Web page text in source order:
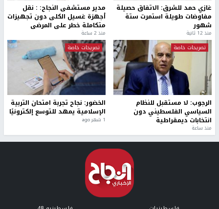
غازي حمد للشرق: الاتفاق حصيلة
مفاوضات طويلة استمرت ستة
شهور
منذ 12 ثانية
مدير مستشفى النجاح: : نقل
أجهزة غسيل الكلى دون تجهيزات
متكاملة خطر على المرضى
منذ 2 ساعة
تصريحات خاصة
الرجوب: لا مستقبل للنظام
السياسي الفلسطيني دون
انتخابات ديمقراطية
منذ ساعة
تصريحات خاصة
الخضور: نجاح تجربة امتحان التربية
الإسلامية يمهد للتوسع إلكترونيًا
1 شهر ago